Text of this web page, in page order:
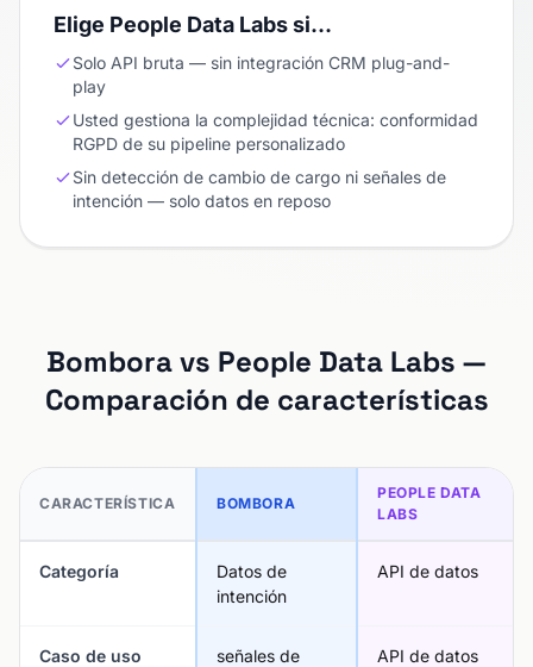
Elige People Data Labs si…
Solo API bruta — sin integración CRM plug-and-
play
Usted gestiona la complejidad técnica: conformidad
RGPD de su pipeline personalizado
Sin detección de cambio de cargo ni señales de
intención — solo datos en reposo
Bombora vs People Data Labs —
Comparación de características
CARACTERÍSTICA BOMBORA
PEOPLE DATA
LABS
Categoría
Datos de
intención
API de datos
Caso de uso
señales de
API de datos